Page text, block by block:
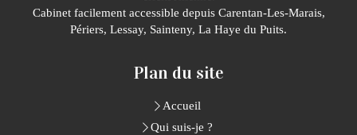
Cabinet facilement accessible depuis Carentan-Les-Marais,
Périers, Lessay, Sainteny, La Haye du Puits.
Plan du site
Accueil
Qui suis-je ?